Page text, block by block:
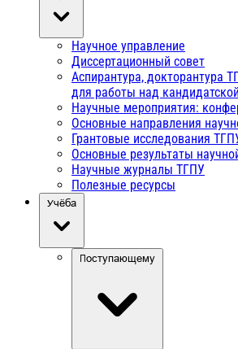
Научное управление
Диссертационный совет
Аспирантура, докторантура
для работы над
Научные мероприятия:
Основные направления
Грантовые исследования
Основные результаты
Научные журналы ТГПУ
Полезные ресурсы
Учёба
Поступающему